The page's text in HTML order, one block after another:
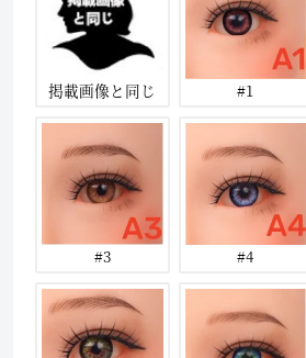
掲載画像と同じ #1
#3 #4